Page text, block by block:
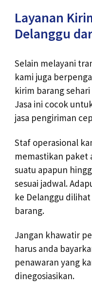
Layanan
Delanggu
Selain melayani
kami juga
kirim barang
Jasa ini cocok
jasa pengiriman
Staf operasional
memastikan paket
suatu apapun
sesuai jadwal.
ke Delanggu
barang.
Jangan khawatir
harus anda
penawaran yang
dinegosiasikan.